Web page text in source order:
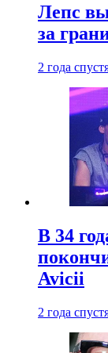
Лепс
за
2 года
В 34
Avicii
2 года